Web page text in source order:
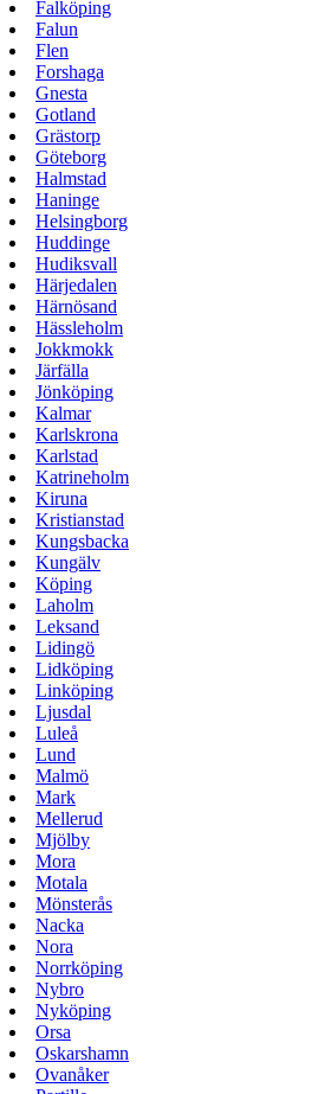
Falköping
Falun
Flen
Forshaga
Gnesta
Gotland
Grästorp
Göteborg
Halmstad
Haninge
Helsingborg
Huddinge
Hudiksvall
Härjedalen
Härnösand
Hässleholm
Jokkmokk
Järfälla
Jönköping
Kalmar
Karlskrona
Karlstad
Katrineholm
Kiruna
Kristianstad
Kungsbacka
Kungälv
Köping
Laholm
Leksand
Lidingö
Lidköping
Linköping
Ljusdal
Luleå
Lund
Malmö
Mark
Mellerud
Mjölby
Mora
Motala
Mönsterås
Nacka
Nora
Norrköping
Nybro
Nyköping
Orsa
Oskarshamn
Ovanåker